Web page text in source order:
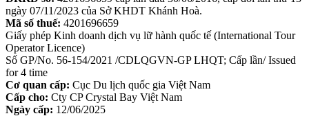
ngày 07/11/2023 của Sở KHDT Khánh Hoà.
Mã số thuế: 4201696659
Giấy phép Kinh doanh dịch vụ lữ hành quốc tế (International Tour
Operator Licence)
Số GP/No. 56-154/2021 /CDLQGVN-GP LHQT; Cấp lần/ Issued
for 4 time
Cơ quan cấp: Cục Du lịch quốc gia Việt Nam
Cấp cho: Cty CP Crystal Bay Việt Nam
Ngày cấp: 12/06/2025